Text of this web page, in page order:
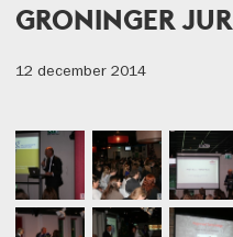
GRONINGER
12 december 2014